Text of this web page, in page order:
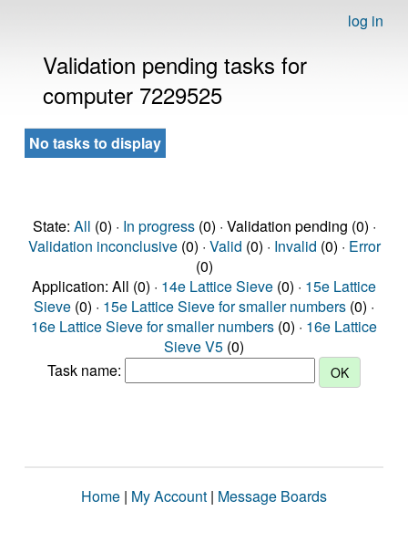
log in
Validation pending tasks for
computer 7229525
No tasks to display
State: All (0) · In progress(0) · Validation pending (0) ·
Validation inconclusive(0) · Valid (0) · Invalid (0) · Error
(0)
Application: All (0) · 14e Lattice Sieve (0) · 15e Lattice
Sieve (0) · 15e Lattice Sieve for smaller numbers (0) ·
16e Lattice Sieve for smaller numbers (0) · 16e Lattice
Sieve V5 (0)
Task name:
Home | My Account | Message Boards